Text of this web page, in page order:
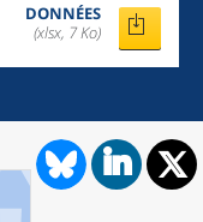
DONNÉES
(xlsx, 7 Ko)